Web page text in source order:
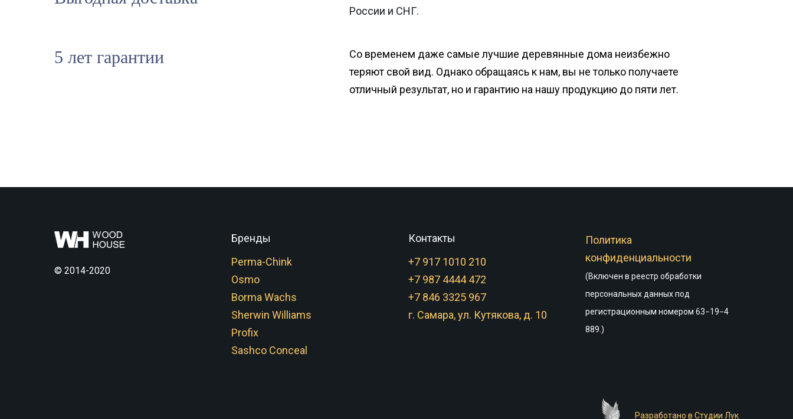
России и СНГ.
5 лет гарантии
Со временем даже самые лучшие деревянные дома неизбежно
теряют свой вид. Однако обращаясь к нам, вы не только получаете
отличный результат, но и гарантию на нашу продукцию до пяти лет.
© 2014-2020
Бренды
Perma-Chink
Osmo
Borma Wachs
Sherwin Williams
Profix
Sashco Conceal
Контакты
+7 917 1010 210
+7 987 4444 472
+7 846 3325 967
г. Самара, ул. Кутякова, д. 10
Политика
конфиденциальности
(Включен в реестр обработки
персональных данных под
регистрационным номером 63−19−4
889.)
Разработано в Студии Лук